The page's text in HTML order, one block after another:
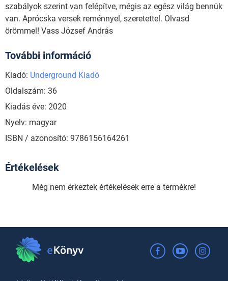
szabályok szerint van felépítve, mégis az egész világ bennük
van. Aprócska versek reménnyel, szeretettel. Olvasd
örömmel! Vass József András
További információ
Kiadó: Underground Kiadó
Oldalszám: 36
Kiadás éve: 2020
Nyelv: magyar
ISBN / azonosító: 9786156164261
Értékelések
Még nem érkeztek értékelések erre a termékre!